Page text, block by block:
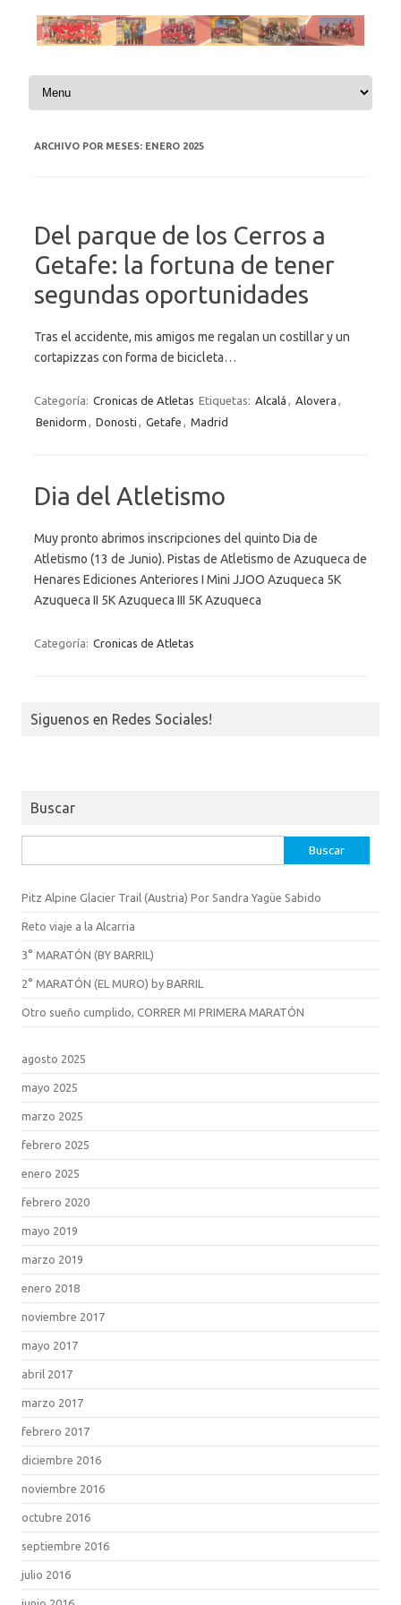
Saltar al contenido
ARCHIVO POR MESES: ENERO 2025
Del parque de los Cerros a
Getafe: la fortuna de tener
segundas oportunidades
Tras el accidente, mis amigos me regalan un costillar y un
cortapizzas con forma de bicicleta…
Categoría: Cronicas de Atletas Etiquetas: Alcalá , Alovera ,
Benidorm , Donosti , Getafe , Madrid
Dia del Atletismo
Muy pronto abrimos inscripciones del quinto Dia de
Atletismo (13 de Junio). Pistas de Atletismo de Azuqueca de
Henares Ediciones Anteriores I Mini JJOO Azuqueca 5K
Azuqueca II 5K Azuqueca III 5K Azuqueca
Categoría: Cronicas de Atletas
Siguenos en Redes Sociales!
Buscar
Pitz Alpine Glacier Trail (Austria) Por Sandra Yagüe Sabido
Reto viaje a la Alcarria
3° MARATÓN (BY BARRIL)
2° MARATÓN (EL MURO) by BARRIL
Otro sueño cumplido, CORRER MI PRIMERA MARATÓN
agosto 2025
mayo 2025
marzo 2025
febrero 2025
enero 2025
febrero 2020
mayo 2019
marzo 2019
enero 2018
noviembre 2017
mayo 2017
abril 2017
marzo 2017
febrero 2017
diciembre 2016
noviembre 2016
octubre 2016
septiembre 2016
julio 2016